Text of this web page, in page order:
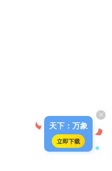
×
天下：万象
立即下载